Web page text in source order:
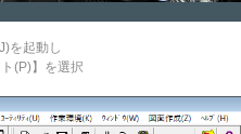
を起動し
(P)】を選択